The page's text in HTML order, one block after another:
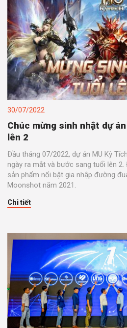
30/07/2022
Chúc mừng sinh nhật dự
lên 2
Đầu tháng 07/2022, dự án MU Kỳ
ngày ra mắt và bước sang tuổi lên
sản phẩm nổi bật gia nhập đường
Moonshot năm 2021.
Chi tiết